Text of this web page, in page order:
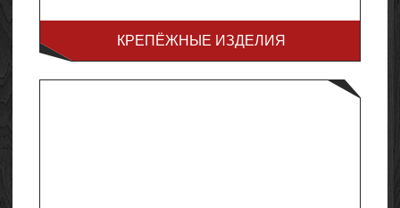
КРЕПЁЖНЫЕ ИЗДЕЛИЯ